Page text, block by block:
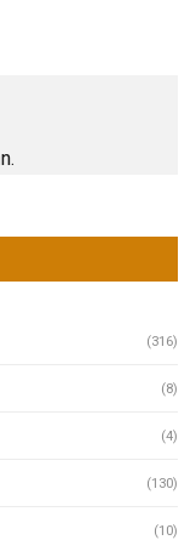
(316)
(8)
(4)
(130)
(10)